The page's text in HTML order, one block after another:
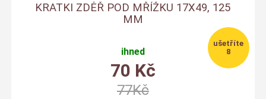
KRATKI ZDĚŘ POD MŘÍŽKU 17X49, 125
MM
ihned
70 Kč
8
77Kč